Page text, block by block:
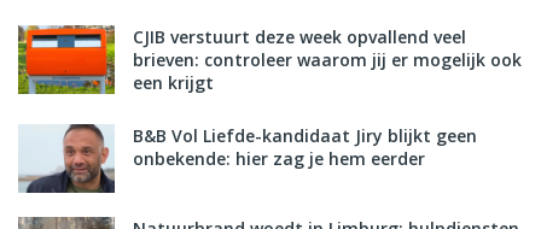
CJIB verstuurt deze week opvallend veel
brieven: controleer waarom jij er mogelijk ook
een krijgt
B&B Vol Liefde-kandidaat Jiry blijkt geen
onbekende: hier zag je hem eerder